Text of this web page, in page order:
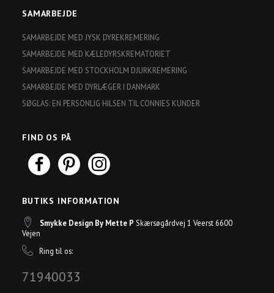
SAMARBEJDE
SAMARBEJDE MED JYSK DYREKREMERING
SAMARBEJDE MED KÆLEDYRSKREMATORIET
SAMARBEJDE MED STOCKHOLM DJURKREMERING
SAMARBEJDE MED DYRLÆGER I DANMARK
SØGLAS: EN PERSONLIG HILSEN TIL CONNIES KUNDER
FIND OS PÅ
BUTIKS INFORMATION
Smykke Design By Mette P Skærsøgårdvej 1 Veerst 6600
Vejen
Ring til os:
71940033